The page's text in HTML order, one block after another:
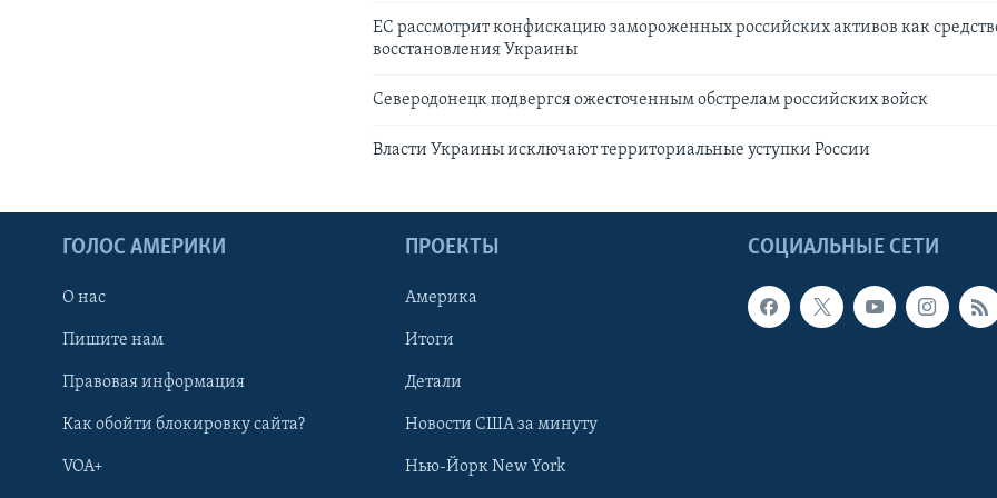
ЕС рассмотрит конфискацию замороженных российских активов как
восстановления Украины
Северодонецк подвергся ожесточенным обстрелам российских войск
Власти Украины исключают территориальные уступки России
СОЦИАЛЬНЫЕ СЕТИ
ГОЛОС АМЕРИКИ
О нас
Пишите нам
Правовая информация
Как обойти блокировку сайта?
VOA+
ПРОЕКТЫ
Америка
Итоги
Детали
Новости США за минуту
Нью-Йорк New York